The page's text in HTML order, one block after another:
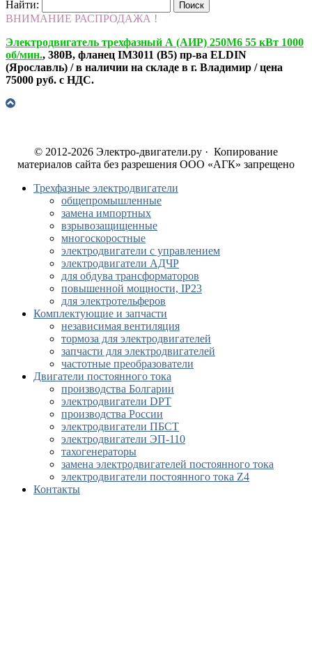
Найти:
ВНИМАНИЕ РАСПРОДАЖА !
Электродвигатель трехфазный А (АИР) 250М6 55 кВт 1000
об/мин., 380В, фланец IM3011 (B5) пр-ва ELDIN
(Ярославль) / в наличии на складе в г. Владимир / цена
75000 руб. с НДС.
© 2012-2026 Электро-двигатели.ру · Копирование
материалов сайта без разрешения ООО «АГК» запрещено
Трехфазные электродвигатели
общепромышленные
замена импортных
взрывозащищенные
многоскоростные
электродвигатели с управлением
электродвигатели АДЧР
для обдува трансформаторов
повышенной мощности, IP23
для электротельферов
Комплектующие и запчасти
независимая вентиляция
тормоза для электродвигателей
запчасти для электродвигателей
частотные преобразователи
Двигатели постоянного тока
производства Болгарии
электродвигатели DPT
производства России
электродвигатели ПБСТ
электродвигатели ЭП-110
тахогенераторы
замена электродвигателей постоянного тока
электродвигатели постоянного тока Z4
Контакты